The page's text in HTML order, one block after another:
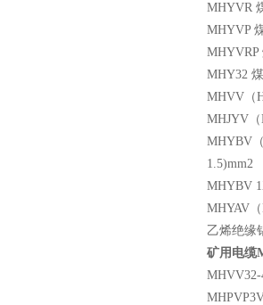
MHYVR
MHYVP
MHY32
MHVV（
MHJYV
MHYBV
1.5)mm2
MHYBV
MHYAV
乙烯绝缘
矿用电缆